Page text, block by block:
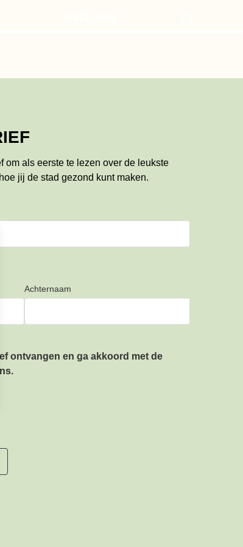
om als eerste te lezen over de leukste
jij de stad gezond kunt maken.
Achternaam
ontvangen en ga akkoord met de